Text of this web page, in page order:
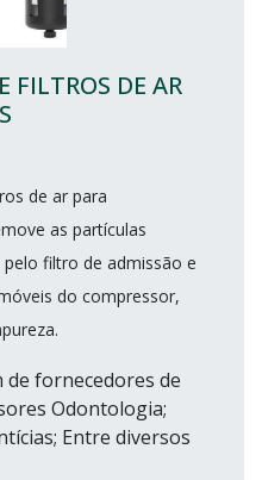
FILTROS DE AR
de ar para
as partículas
filtro de admissão e
do compressor,
de fornecedores de
Odontologia;
Entre diversos